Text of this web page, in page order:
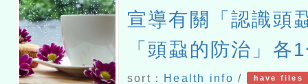
宣導有關「認識頭
「頭蝨的防治」各
明
sort： Health info / have files